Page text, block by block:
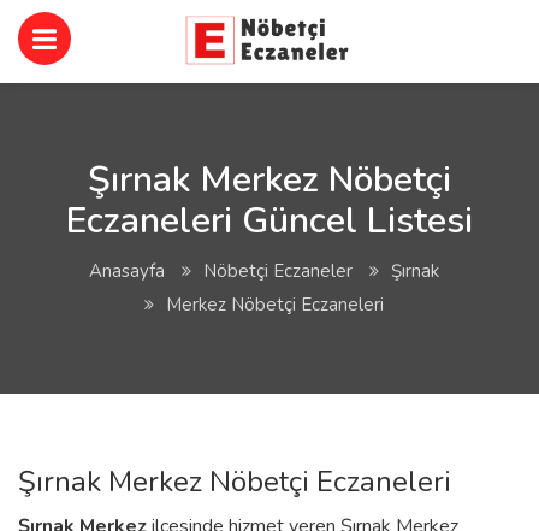
Şırnak Merkez Nöbetçi
Eczaneleri Güncel Listesi
Anasayfa Nöbetçi Eczaneler
Şırnak
Merkez Nöbetçi Eczaneleri
Şırnak Merkez Nöbetçi Eczaneleri